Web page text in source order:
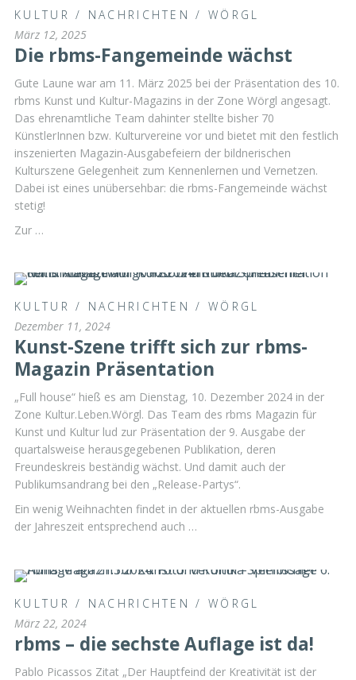
KULTUR / NACHRICHTEN /WÖRGL
März 12, 2025
Die rbms-Fangemeinde wächst
Gute Laune war am 11. März 2025 bei der Präsentation des 10.
rbms Kunst und Kultur-Magazins in der Zone Wörgl angesagt.
Das ehrenamtliche Team dahinter stellte bisher 70
KünstlerInnen bzw. Kulturvereine vor und bietet mit den festlich
inszenierten Magazin-Ausgabefeiern der bildnerischen
Kulturszene Gelegenheit zum Kennenlernen und Vernetzen.
Dabei ist eines unübersehbar: die rbms-Fangemeinde wächst
stetig!
Zur …
KULTUR / NACHRICHTEN /WÖRGL
Dezember 11, 2024
Kunst-Szene trifft sich zur rbms-
Magazin Präsentation
„Full house“ hieß es am Dienstag, 10. Dezember 2024 in der
Zone Kultur.Leben.Wörgl. Das Team des rbms Magazin für
Kunst und Kultur lud zur Präsentation der 9. Ausgabe der
quartalsweise herausgegebenen Publikation, deren
Freundeskreis beständig wächst. Und damit auch der
Publikumsandrang bei den „Release-Partys“.
Ein wenig Weihnachten findet in der aktuellen rbms-Ausgabe
der Jahreszeit entsprechend auch …
KULTUR / NACHRICHTEN /WÖRGL
März 22, 2024
rbms – die sechste Auflage ist da!
Pablo Picassos Zitat „Der Hauptfeind der Kreativität ist der